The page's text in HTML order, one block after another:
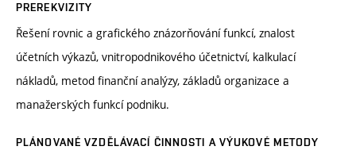
PREREKVIZITY
Řešení rovnic a grafického znázorňování funkcí, znalost
účetních výkazů, vnitropodnikového účetnictví, kalkulací
nákladů, metod finanční analýzy, základů organizace a
manažerských funkcí podniku.
PLÁNOVANÉ VZDĚLÁVACÍ ČINNOSTI A VÝUKOVÉ METODY